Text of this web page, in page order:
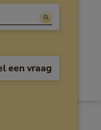
van acht uur 's
de chat en
een vraag